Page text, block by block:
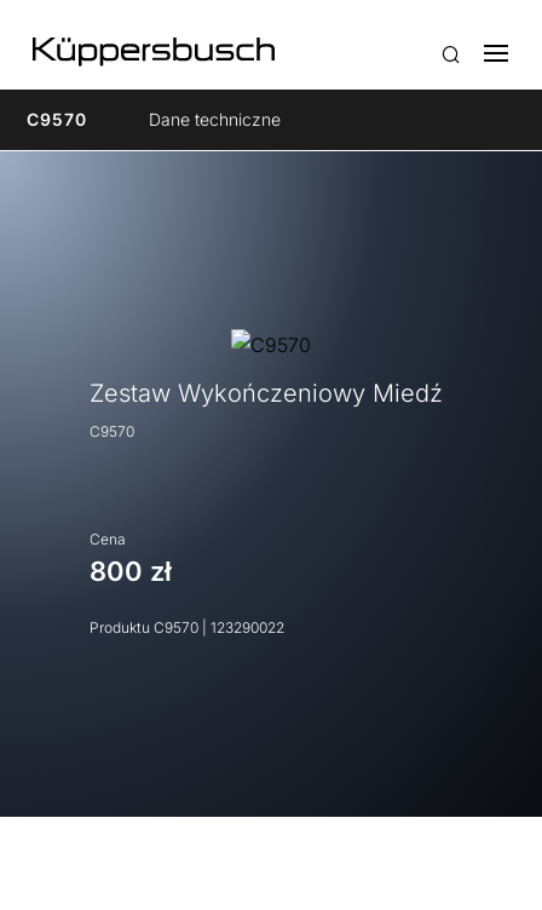
C9570 Dane techniczne
Zestaw Wykończeniowy Miedź
C9570
Cena
800 zł
Produktu C9570 123290022